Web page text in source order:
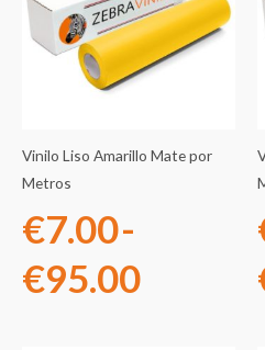
Vinilo Liso Amarillo Mate por
Metros
€7.00-
€95.00
desde